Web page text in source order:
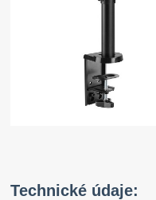
Technické údaje: